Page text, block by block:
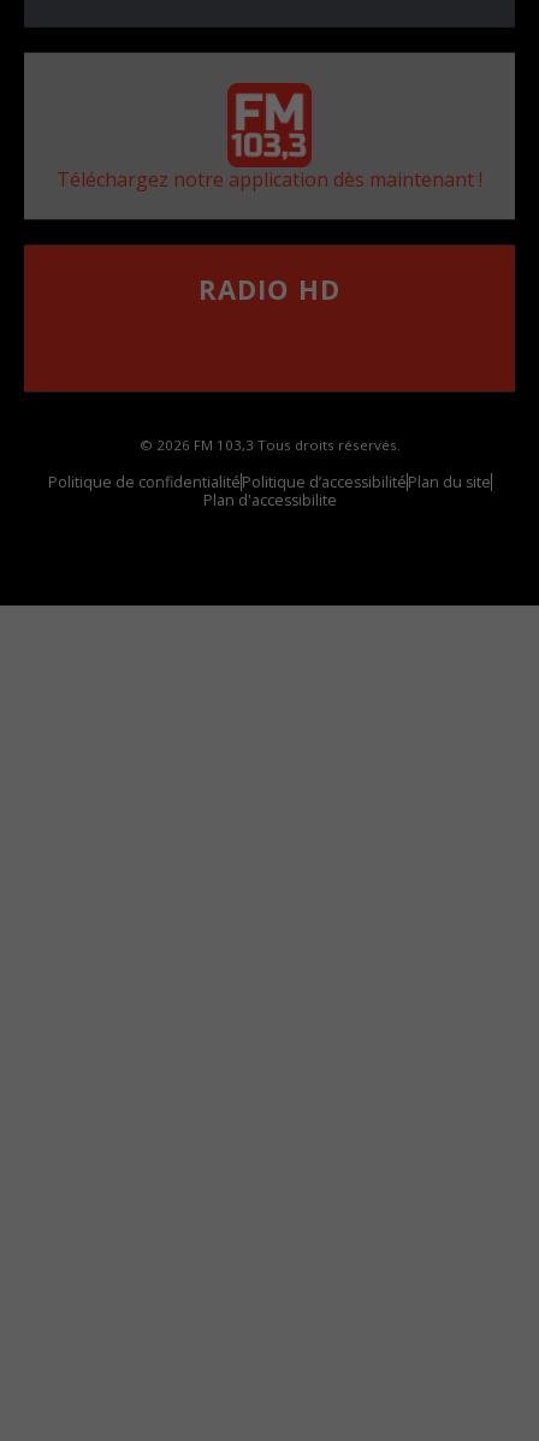
Téléchargez notre application dès maintenant !
RADIO HD
© 2026 FM 103,3 Tous droits réservés.
Politique de confidentialitéPolitique d’accessibilitéPlan du site
Plan d'accessibilite